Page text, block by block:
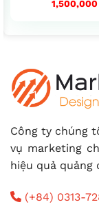
1,500,000
Công ty chúng
vụ marketing
hiệu quả quảng
(+84) 0313-